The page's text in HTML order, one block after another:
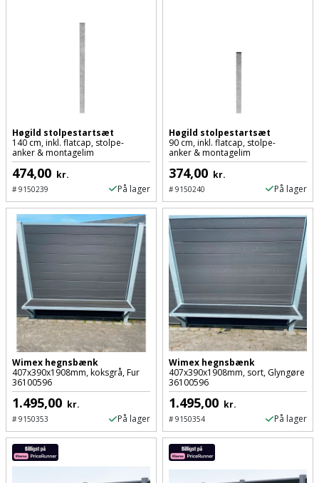
grus
Skruer,
bolte
og
møtrikker
Skunklem
Søm
Sternbeklædning
Tag
og
tagplader
Terrassebrædder
Terrasseopklodsning
Løfteudstyr
Mejsel
Murerværktøj
Nedstryger
Nøgleværktøj
Økse
Oliekande
Palleløfter
Polsøger
Profilsaks
Reb
og
snor
Føringsskinne
Forlængerledning
Fugtmåler
Gipsskruemaskine
Girafsliber
Girafsliber
tilbehør
Høvl
Industristøvsuger
Kantfræser
Kantlimer
Kantlimertilbehør
Kap-
Havemøbler
Haveredskaber
Haveslange
og
tilbehør
Havetilbehør
Hegn
Højbede
Højtaler
Hylder
Jagt
og
fritid
Høgild stolpestartsæt
140 cm, inkl. flatcap, stolpe-
anker & montagelim
474,00 kr.
#9150239 På lager
Høgild stolpestartsæt
90 cm, inkl. flatcap, stolpe-
anker & montagelim
374,00 kr.
#9150240 På lager
Wimex hegnsbænk
407x390x1908mm, koksgrå, Fur
36100596
1.495,00 kr.
#9150353 På lager
Wimex hegnsbænk
407x390x1908mm, sort, Glyngøre
36100596
1.495,00 kr.
#9150354 På lager